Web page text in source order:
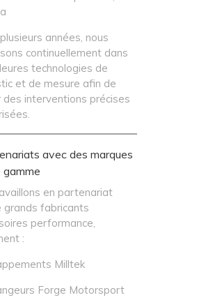
années, nous
continuellement dans
technologies de
et de mesure afin de
des interventions précises
avec des marques
en partenariat
grands fabricants
performance,
:
Milltek
Forge Motorsport